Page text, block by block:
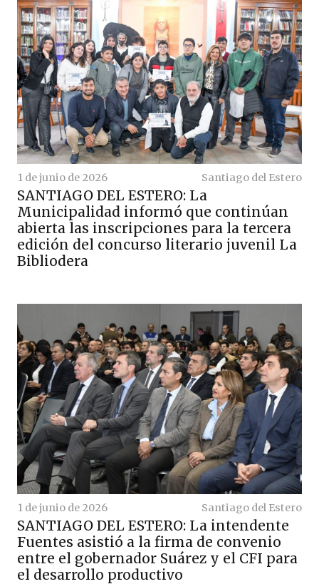
1 de junio de 2026 Santiago del Estero
SANTIAGO DEL ESTERO: La
Municipalidad informó que continúan
abierta las inscripciones para la tercera
edición del concurso literario juvenil La
Bibliodera
1 de junio de 2026 Santiago del Estero
SANTIAGO DEL ESTERO: La intendente
Fuentes asistió a la firma de convenio
entre el gobernador Suárez y el CFI para
el desarrollo productivo